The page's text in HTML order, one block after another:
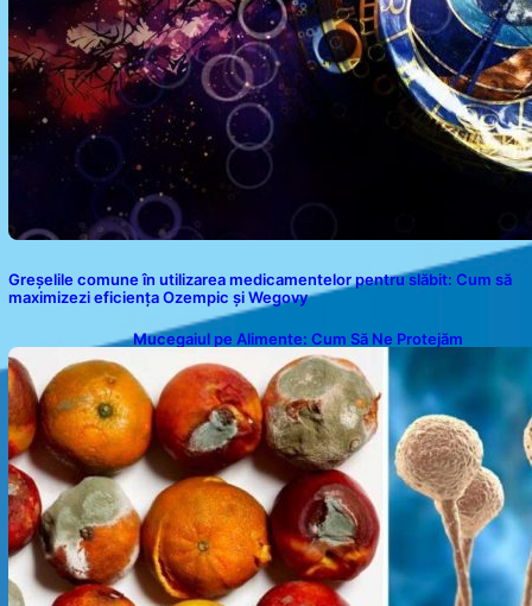
Greșelile comune în utilizarea medicamentelor pentru slăbit: Cum să
maximizezi eficiența Ozempic și Wegovy
Mucegaiul pe Alimente: Cum Să Ne Protejăm
Sănătatea?